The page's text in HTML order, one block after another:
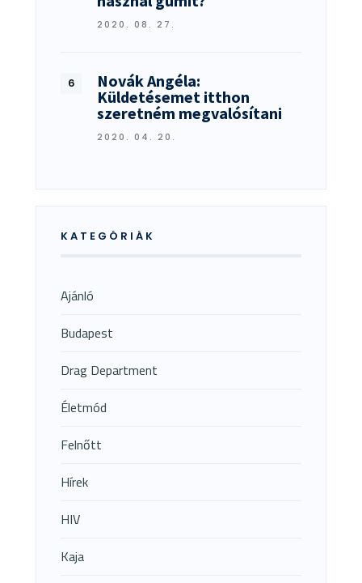
2020. 08. 27.
Novák Angéla:
Küldetésemet itthon
szeretném megvalósítani
2020. 04. 20.
KATEGÓRIÁK
Ajánló
Budapest
Drag Department
Életmód
Felnőtt
Hírek
HIV
Kaja